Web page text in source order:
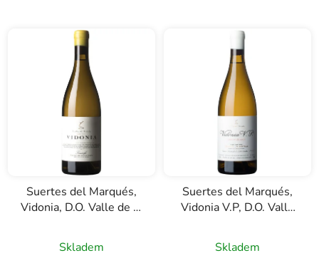
Suertes del Marqués,
Vidonia, D.O. Valle de la
Skladem
Suertes del Marqués,
Vidonia V.P, D.O. Valle
0,75l
Skladem